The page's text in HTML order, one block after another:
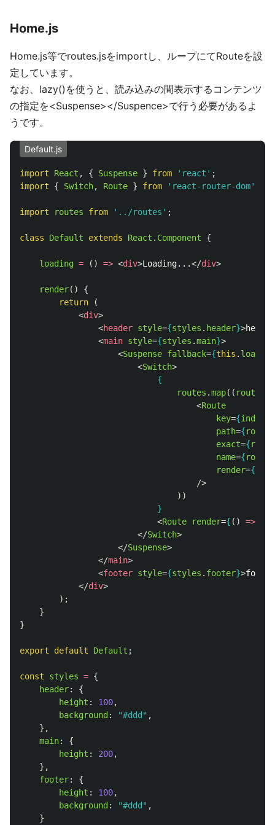
Home.js
Home.js等でroutes.jsをimportし、ループにてRouteを設
定しています。
なお、lazy()を使うと、読み込みの間表示するコンテンツ
の指定を<Suspense></Suspence>で行う必要があるよ
うです。
Default.js
import React , { Suspense } from ' react ' ;
import
{ Switch, Route } from ' react-router-dom'
import routes from ' ../routes ' ;
class Default extends React . Component {
loading = () => <div>Loading...</div>
render()
{
return
(
<div>
<header style={styles . header}>head
<main style={styles .main}>
<Suspense fallback={this . loading
<Switch>
{
routes .map(( route
<Route
key={index
path={route
exact={route
name={route
render={
/>
))
}
<Route render={ () =>
</Switch>
</Suspense>
</main>
<footer style={styles . footer}>footer
</div>
);
}
}
export default Default ;
const styles = {
header:
{
height : 100,
background: "#ddd" ,
},
main:
{
height : 200,
},
footer:
{
height : 100,
background: "#ddd" ,
}